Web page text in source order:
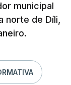
municipal
norte de Díli,